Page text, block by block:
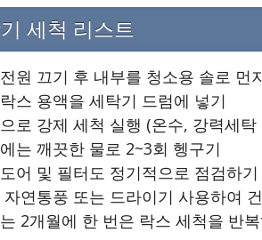
세척 리스트
원 끄기 후 내부를 청소용 솔로 먼
스 용액을 세탁기 드럼에 넣기
로 강제 세척 실행 (온수, 강력세탁
는 깨끗한 물로 2~3회 헹구기
어 및 필터도 정기적으로 점검하기
연통풍 또는 드라이기 사용하여
2개월에 한 번은 락스 세척을 반